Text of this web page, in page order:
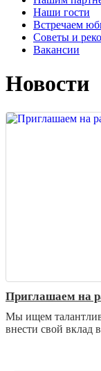
Наши гости
Встречаем
Советы и
Вакансии
Новости
Приглашаем на
Мы ищем
внести свой вклад